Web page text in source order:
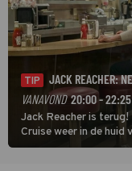
TIP
JACK REACHER:
VANAVOND 20:00 - 22:25
Jack Reacher is
Cruise weer in de huid